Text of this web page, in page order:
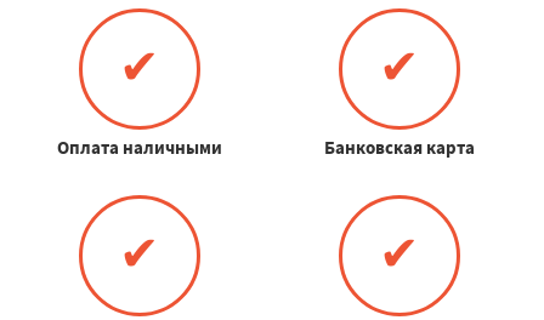
✔
Оплата наличными
✔
Банковская карта
✔ ✔